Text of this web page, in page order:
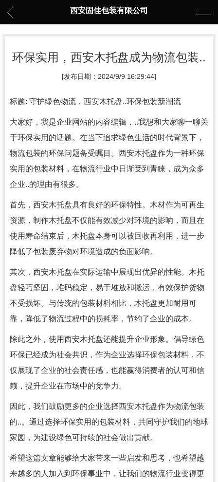
西安固佳包装有限公司
环保实用，西安木托盘成为物流包装..
[发布日期：2024/9/9 16:29:44]
标题: 守护绿色物流，西安木托盘..环保包装新潮流
大家好，我是企业网站的内容编辑，..我想和大家聊一聊关
于环保实用的话题。在当下追求绿色生活的时代背景下，
物流包装的环保问题备受瞩目。西安木托盘作为一种环保
实用的包装材料，在物流行业中日渐受到青睐，成为众多
企业..的理由有很多。
首先，西安木托盘具有良好的环保特性。木材作为可再生
资源，制作木托盘不仅能有效减少对环境的影响，而且在
使用寿命结束后，木托盘本身可以被回收再利用，进一步
降低了包装废弃物对环境造成的负面影响。
其次，西安木托盘在实际运输中展现出优异的性能。木托
盘轻巧坚固，堆码稳定，易于堆放和搬运，有效保护货物
不受损坏。与传统的包装材料相比，木托盘更加耐用可
靠，降低了物流过程中的损耗率，节约了企业的成本。
除此之外，使用西安木托盘还能提升企业形象。倡导绿色
环保已经成为社会共识，作为企业选择环保包装材料，不
仅展现了企业的社会责任感，也能赢得消费者的认可和信
赖，提升企业在市场中的竞争力。
因此，我们鼓励更多的企业选择西安木托盘作为物流包装
的..。通过选择环保实用的包装材料，共同守护我们的地球
家园，为建设绿色可持续的社会做出贡献。
希望这篇文章能够给大家带来一些启发和思考，也希望越
来越多的人加入到环保事业中，让我们的物流行业变得更